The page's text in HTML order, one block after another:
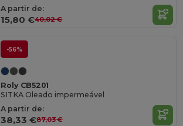
A partir de:
15,80 €40,02 €
-56%
Roly CB5201
SITKA Oleado impermeável
A partir de:
38,33 €87,03 €